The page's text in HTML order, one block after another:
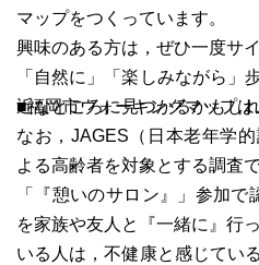
マップをつくっています。
興味のある方は，ぜひ一度サ
「自然に」「楽しみながら」
近なところに見つかるかもしれ
■福岡市ウォーキングマップは
なお，JAGES（日本老年学
よる高齢者を対象とす
「『憩いのサロン』」参加
を家族や友人と『一
いる人は，不健康と感じてい